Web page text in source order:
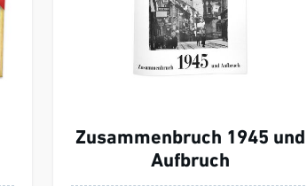
Zusammenbruch 1945 und
Aufbruch